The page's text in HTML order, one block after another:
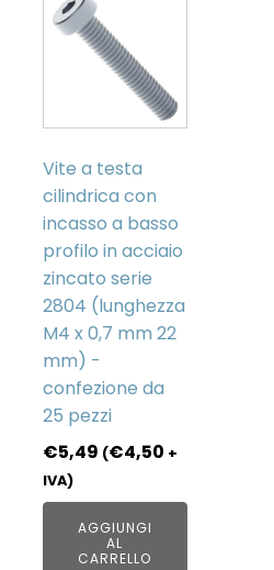
Vite a testa
cilindrica con
incasso a basso
profilo in acciaio
zincato serie
2804 (lunghezza
M4 x 0,7 mm 22
mm) -
confezione da
25 pezzi
€5,49 (€4,50 +
IVA)
AGGIUNGI
AL
CARRELLO